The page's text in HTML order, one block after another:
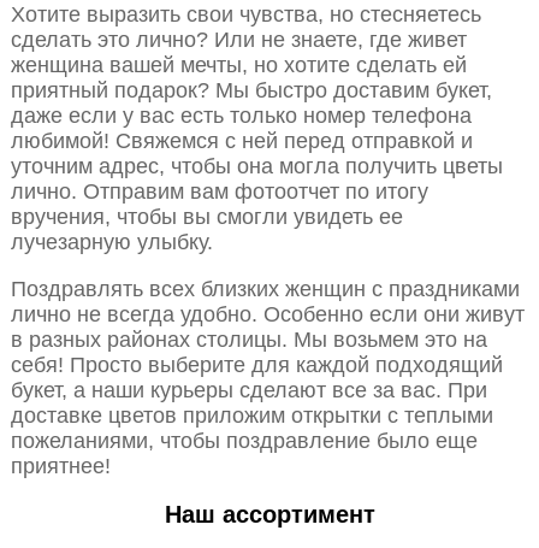
Хотите выразить свои чувства, но стесняетесь
сделать это лично? Или не знаете, где живет
женщина вашей мечты, но хотите сделать ей
приятный подарок? Мы быстро доставим букет,
даже если у вас есть только номер телефона
любимой! Свяжемся с ней перед отправкой и
уточним адрес, чтобы она могла получить цветы
лично. Отправим вам фотоотчет по итогу
вручения, чтобы вы смогли увидеть ее
лучезарную улыбку.
Поздравлять всех близких женщин с праздниками
лично не всегда удобно. Особенно если они живут
в разных районах столицы. Мы возьмем это на
себя! Просто выберите для каждой подходящий
букет, а наши курьеры сделают все за вас. При
доставке цветов приложим открытки с теплыми
пожеланиями, чтобы поздравление было еще
приятнее!
Наш ассортимент